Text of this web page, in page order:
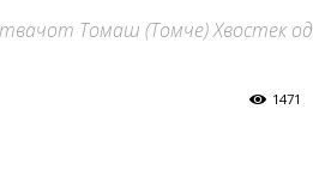
Томаш (Томче) Хвостек од
1471